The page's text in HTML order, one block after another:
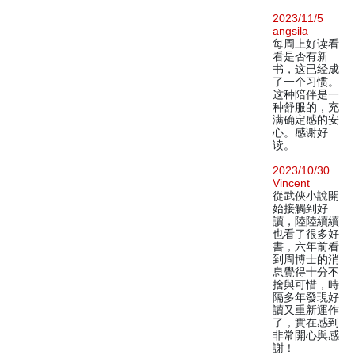
2023/11/5
angsila
每周上好读看
看是否有新
书，这已经成
了一个习惯。
这种陪伴是一
种舒服的，充
满确定感的安
心。感谢好
读。
2023/10/30
Vincent
從武俠小說開
始接觸到好
讀，陸陸續續
也看了很多好
書，六年前看
到周博士的消
息覺得十分不
捨與可惜，時
隔多年發現好
讀又重新運作
了，實在感到
非常開心與感
謝！